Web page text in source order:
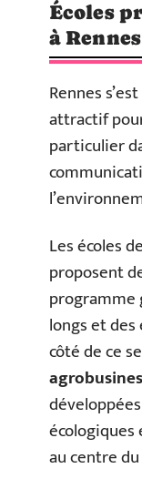
Écoles
à Rennes
Rennes
attractif
particulier
Les écoles
proposent
programme
longs et
côté de ce
au centre